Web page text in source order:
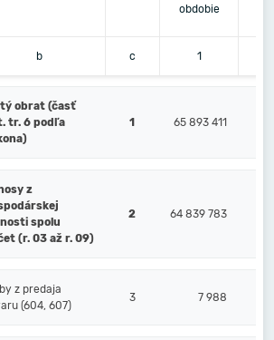
obdobie
b c 1
obrat (časť
tr. 6 podľa
1 65 893 411
z
spolu
(r. 03 až r. 09)
2 64 839 783
z predaja
(604, 607)
3 7 988